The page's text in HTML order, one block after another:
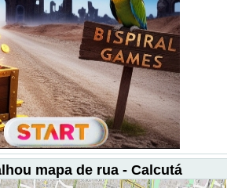
mapa de rua - Calcutá